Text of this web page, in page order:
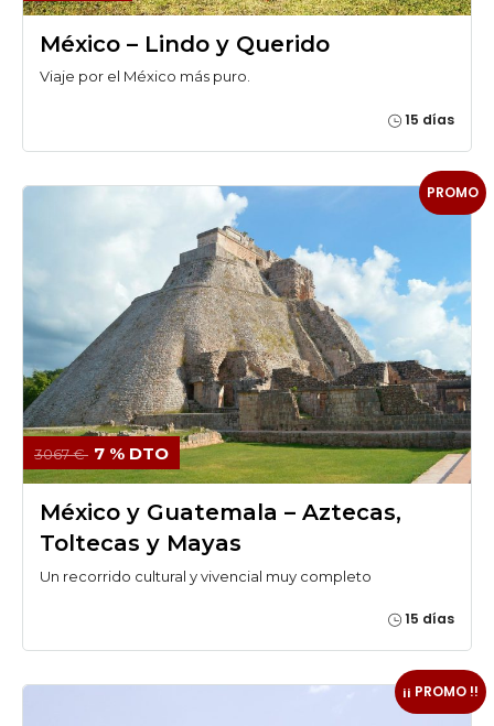
México – Lindo y Querido
Viaje por el México más puro.
15 días
PROMO
3067 € 7 % DTO
México y Guatemala – Aztecas,
Toltecas y Mayas
Un recorrido cultural y vivencial muy completo
15 días
¡¡ PROMO !!